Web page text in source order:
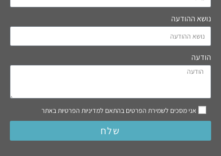
נושא ההודעה
הודעה
אני מסכים לשמירת הפרטים בהתאם למדיניות הפרטיות באתר
שלח